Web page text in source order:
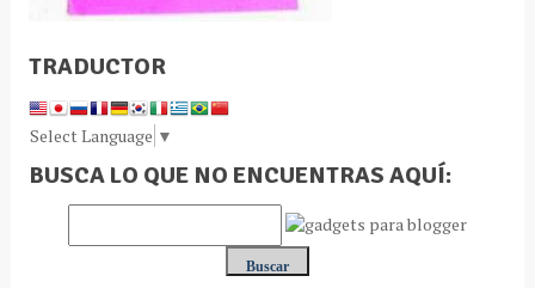
TRADUCTOR
Select Language ▼
BUSCA LO QUE NO ENCUENTRAS AQUÍ: